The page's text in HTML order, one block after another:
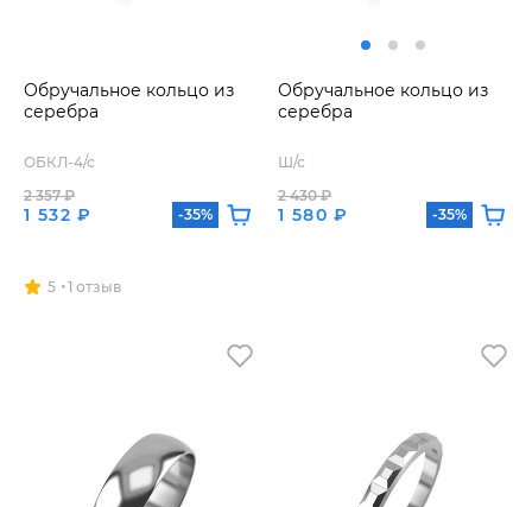
Обручальное кольцо из
серебра
ОБКЛ-4/с
1 532 ₽
2 357 ₽
-35%
5 1 отзыв
Обручальное кольцо из
серебра
Ш/с
1 580 ₽
2 430 ₽
-35%